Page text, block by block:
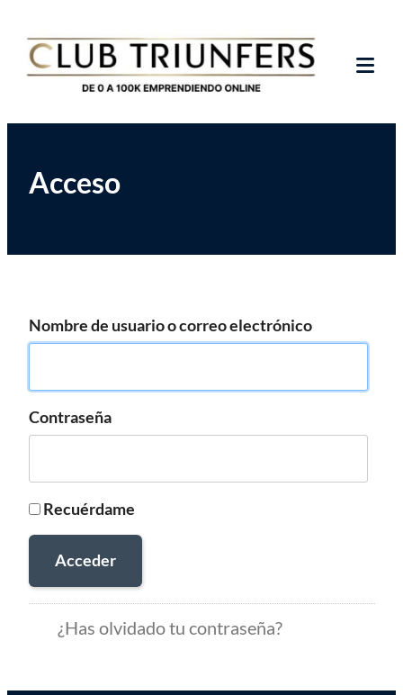
contenido
Club Triunfers
Acceso
Nombre de usuario o correo electrónico
Contraseña
Recuérdame
Acceder
¿Has olvidado tu contraseña?